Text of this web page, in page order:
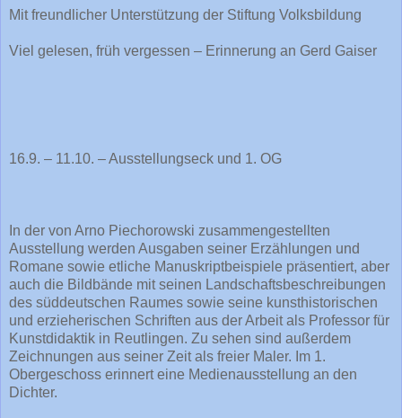
Mit freundlicher Unterstützung der Stiftung Volksbildung
Viel gelesen, früh vergessen – Erinnerung an Gerd Gaiser
16.9. – 11.10. – Ausstellungseck und 1. OG
In der von Arno Piechorowski zusammengestellten
Ausstellung werden Ausgaben seiner Erzählungen und
Romane sowie etliche Manuskriptbeispiele präsentiert, aber
auch die Bildbände mit seinen Landschaftsbeschreibungen
des süddeutschen Raumes sowie seine kunsthistorischen
und erzieherischen Schriften aus der Arbeit als Professor für
Kunstdidaktik in Reutlingen. Zu sehen sind außerdem
Zeichnungen aus seiner Zeit als freier Maler. Im 1.
Obergeschoss erinnert eine Medienausstellung an den
Dichter.